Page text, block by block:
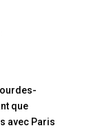
que
avec Paris